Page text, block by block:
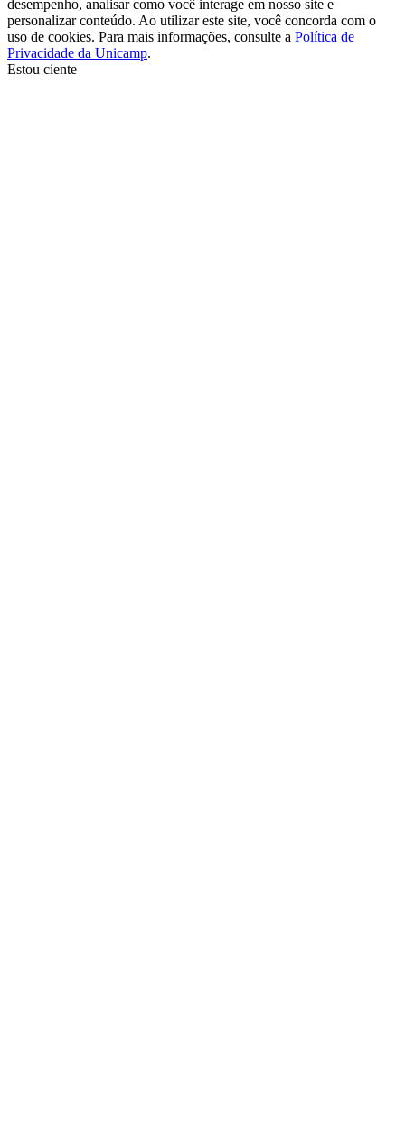
desempenho, analisar como você interage em nosso site e
personalizar conteúdo. Ao utilizar este site, você concorda com o
uso de cookies. Para mais informações, consulte a Política de
Privacidade da Unicamp.
Estou ciente